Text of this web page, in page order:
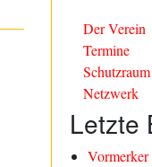
Der Verein
Termine
Netzwerk
Letzte